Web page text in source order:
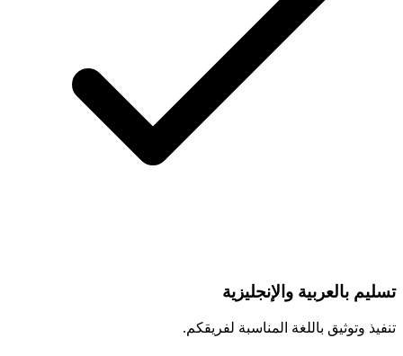
تسليم بالعربية والإنجليزية
تنفيذ وتوثيق باللغة المناسبة لفريقكم.